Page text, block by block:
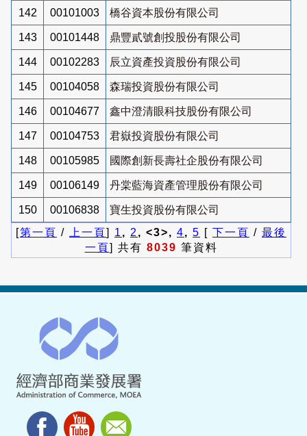
142 00101003 橋谷資本股份有限公司
143 00101448 鼎豐貳號創投股份有限公司
144 00102283 辰立資產投資股份有限公司
145 00104058 森瑞投資股份有限公司
146 00104677 鑫中澄清眼科技股份有限公司
147 00104753 君嶽投資股份有限公司
148 00105985 國際創新長壽社企股份有限公司
149 00106149 丹棠藍海資產管理股份有限公司
150 00106838
寶生投資股份有限公司
[第一頁 / 上一頁] 1 , 2 , <3>, 4, 5 [ 下一頁 / 最後
一頁] 共有 8039 筆資料